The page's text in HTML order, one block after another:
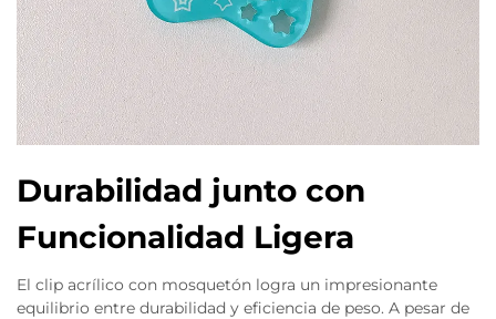
Durabilidad junto con
Funcionalidad Ligera
El clip acrílico con mosquetón logra un impresionante
equilibrio entre durabilidad y eficiencia de peso. A pesar de